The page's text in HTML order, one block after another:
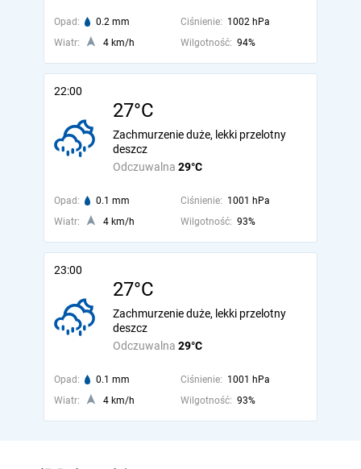
Opad: 0.2 mm Ciśnienie: 1002 hPa
Wiatr:
4 km/h Wilgotność: 94%
22:00
27°C
Odczuwalna 29°C
Zachmurzenie duże, lekki przelotny
deszcz
Opad: 0.1 mm Ciśnienie: 1001 hPa
Wiatr:
4 km/h Wilgotność: 93%
23:00
27°C
Odczuwalna 29°C
Zachmurzenie duże, lekki przelotny
deszcz
Opad: 0.1 mm Ciśnienie: 1001 hPa
Wiatr:
4 km/h Wilgotność: 93%